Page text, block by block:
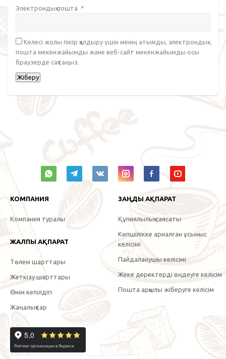
Электрондық пошта *
Келесі жолы пікір қалдыру үшін менің атымды, электрондық
пошта мекенжайымды және веб-сайт мекенжайымды осы
браузерде сақтаңыз.
КОМПАНИЯ
Компания туралы
ЖАЛПЫ АҚПАРАТ
Төлем шарттары
Жеткізу шарттары
Өнім кепілдігі
Жаңалықтар
ЗАҢДЫ АҚПАРАТ
Құпиялылық саясаты
Көпшілікке арналған ұсыныс
келісімі
Пайдаланушы келісімі
Жеке деректерді өңдеуге келісім
Пошта арқылы жіберуге келісім